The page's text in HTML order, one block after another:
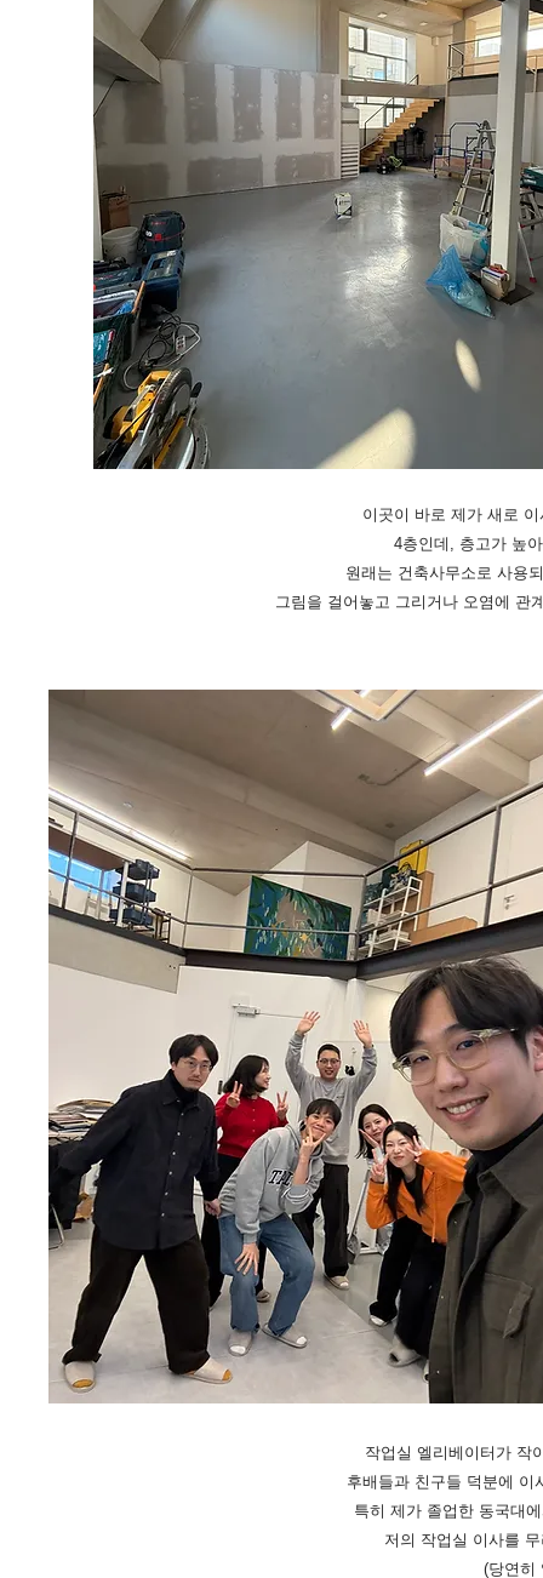
이곳이 바로 제가 새로
4층인데, 층고가 높
원래는 건축사무소로 사용
그림을 걸어놓고 그리거나 오염에 관
작업실 엘리베이터가 작
후배들과 친구들 덕분에 이
특히 제가 졸업한 동국대
저의 작업실 이사를
(당연히